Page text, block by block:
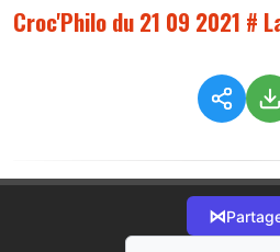
Croc'Philo du 21 09 2021 #
⋈